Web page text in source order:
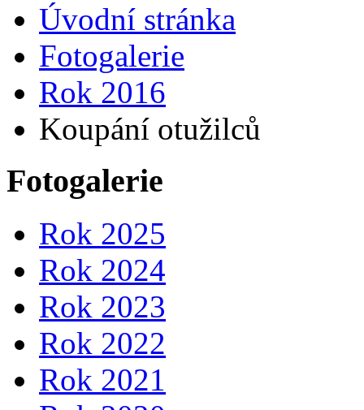
Úvodní stránka
Fotogalerie
Rok 2016
Koupání otužilců
Fotogalerie
Rok 2025
Rok 2024
Rok 2023
Rok 2022
Rok 2021